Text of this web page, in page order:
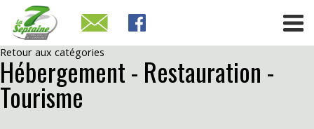
Retour aux catégories
Hébergement - Restauration -
Tourisme